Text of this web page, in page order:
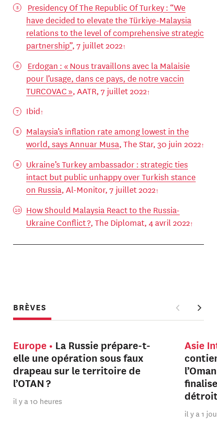
Presidency Of The Republic Of Turkey : “We
have decided to elevate the Türkiye-Malaysia
relations to the level of comprehensive strategic
partnership”, 7 juillet 2022
Erdogan : « Nous travaillons avec la Malaisie
pour l’usage, dans ce pays, de notre vaccin
TURCOVAC », AATR, 7 juillet 2022
Ibid
Malaysia’s inflation rate among lowest in the
world, says Annuar Musa, The Star, 30 juin 2022
Ukraine’s Turkey ambassador : strategic ties
intact but public unhappy over Turkish stance
on Russia, Al-Monitor, 7 juillet 2022
How Should Malaysia React to the Russia-
Ukraine Conflict ?, The Diplomat, 4 avril 2022
BRÈVES
Europe
La Russie prépare-t-
elle une opération sous faux
drapeau sur le territoire de
l’OTAN ?
il y a 10 heures
Asie
il y a 1